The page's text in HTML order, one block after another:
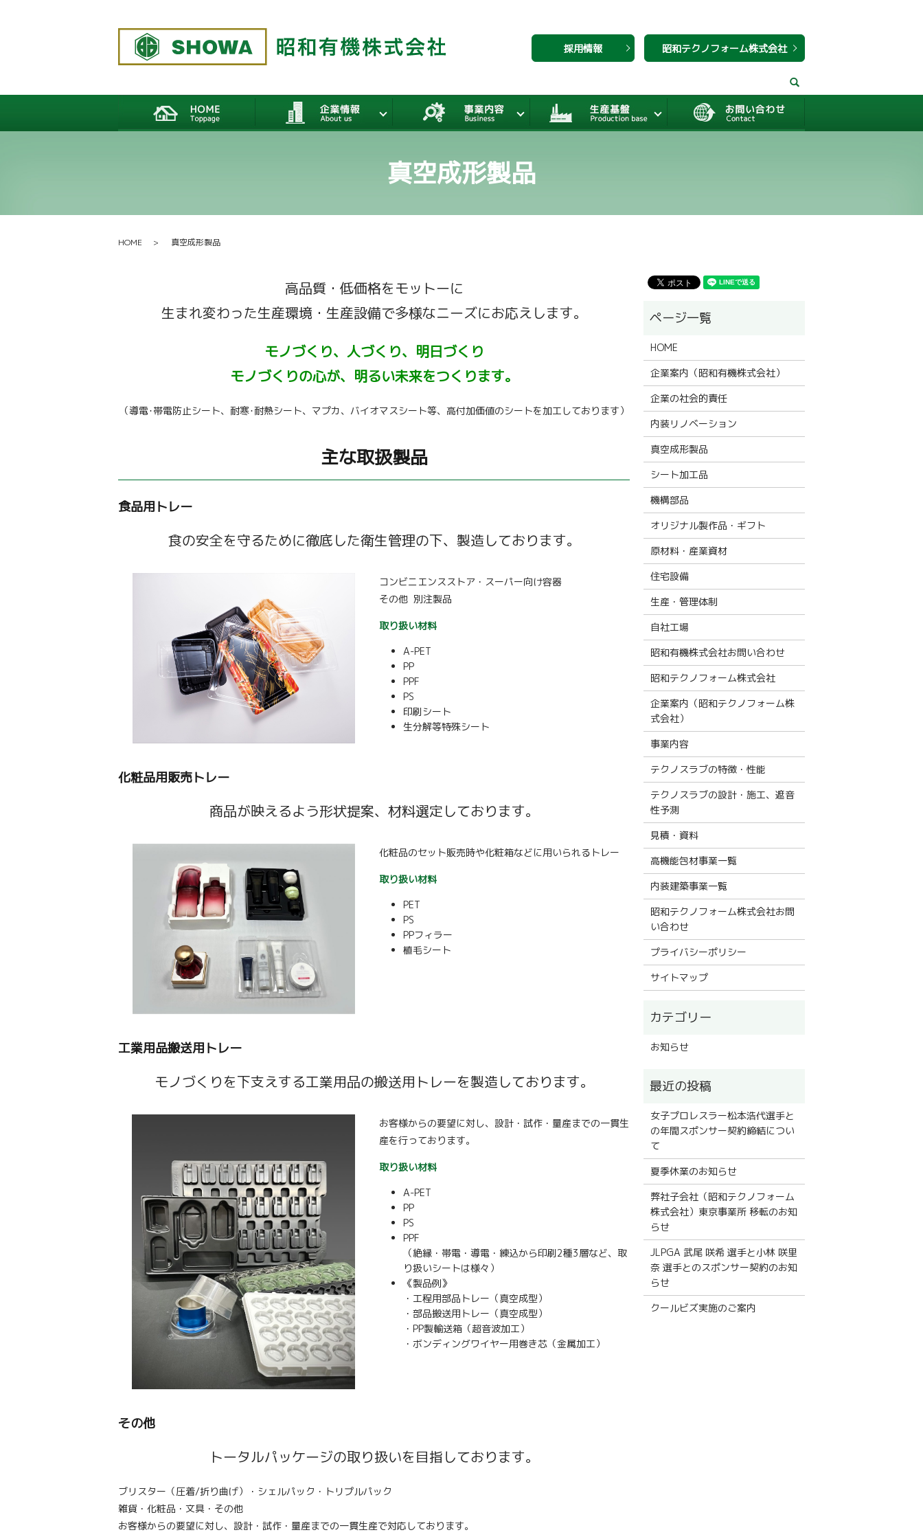
採用情報 昭和テクノフォーム株式会社
真空成形製品
HOME 真空成形製品
高品質・低価格をモットーに
生まれ変わった生産環境・生産設備で多様なニーズにお応えします。
モノづくり、人づくり、明日づくり
モノづくりの心が、明るい未来をつくります。
（導電･帯電防止シート、耐寒･耐熱シート、マプカ、バイオマスシート等、高付加価値のシートを加工しております）
主な取扱製品
食品用トレー
食の安全を守るために徹底した衛生管理の下、製造しております。
コンビニエンスストア・スーパー向け容器
その他 別注製品
取り扱い材料
A-PET
PP
PPF
PS
印刷シート
生分解等特殊シート
化粧品用販売トレー
商品が映えるよう形状提案、材料選定しております。
化粧品のセット販売時や化粧箱などに用いられるトレー
取り扱い材料
PET
PS
PPフィラー
植毛シート
工業用品搬送用トレー
モノづくりを下支えする工業用品の搬送用トレーを製造しております。
お客様からの要望に対し、設計・試作・量産までの一貫生
産を行っております。
取り扱い材料
A-PET
PP
PS
PPF
（絶縁・帯電・導電・練込から印刷2種3層など、取
り扱いシートは様々）
《製品例》
・工程用部品トレー（真空成型）
・部品搬送用トレー（真空成型）
・PP製輸送箱（超音波加工）
・ボンディングワイヤー用巻き芯（金属加工）
その他
トータルパッケージの取り扱いを目指しております。
ブリスター（圧着/折り曲げ）・シェルパック・トリプルパック
雑貨・化粧品・文具・その他
お客様からの要望に対し、設計・試作・量産までの一貫生産で対応しております。
HOME
企業案内（昭和有機株式会社）
企業の社会的責任
内装リノベーション
真空成形製品
シート加工品
機構部品
オリジナル製作品・ギフト
原材料・産業資材
住宅設備
生産・管理体制
自社工場
昭和有機株式会社お問い合わせ
昭和テクノフォーム株式会社
企業案内（昭和テクノフォーム株
式会社）
事業内容
テクノスラブの特徴・性能
テクノスラブの設計・施工、遮音
性予測
見積・資料
高機能包材事業一覧
内装建築事業一覧
昭和テクノフォーム株式会社お問
い合わせ
プライバシーポリシー
サイトマップ
お知らせ
女子プロレスラー松本浩代選手と
の年間スポンサー契約締結につい
て
夏季休業のお知らせ
弊社子会社（昭和テクノフォーム
株式会社）東京事業所 移転のお知
らせ
JLPGA 武尾 咲希 選手と小林 咲里
奈 選手とのスポンサー契約のお知
らせ
クールビズ実施のご案内